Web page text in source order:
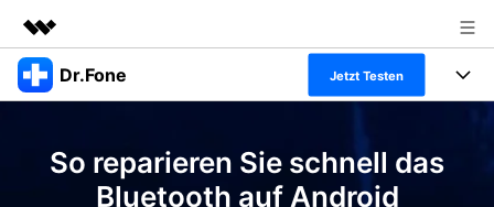
Top-Produkte
Dienstprogramme
Überblick
Dr.Fone Jetzt Testen
Alles-in-einem-Toolkit
Lösungen
So reparieren Sie schnell das
Bluetooth auf Android